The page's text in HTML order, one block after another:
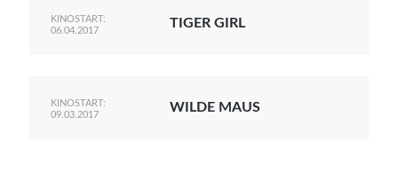
KINOSTART:
06.04.2017
TIGER GIRL
KINOSTART:
09.03.2017
WILDE MAUS